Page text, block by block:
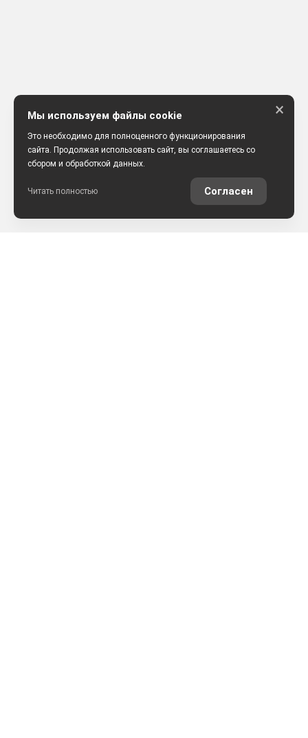
Мы используем файлы cookie
Это необходимо для полноценного функционирования
сайта. Продолжая использовать сайт, вы соглашаетесь со
сбором и обработкой данных.
Читать полностью Согласен
×